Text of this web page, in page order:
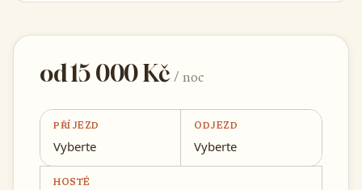
od 15 000 Kč/ noc
PŘÍJEZD
Vyberte
ODJEZD
Vyberte
HOSTÉ